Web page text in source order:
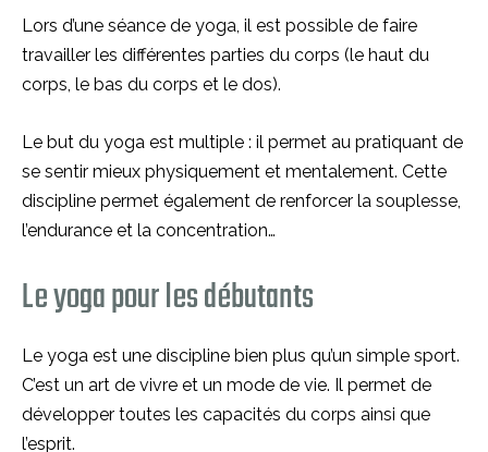
Lors d’une séance de yoga, il est possible de faire
travailler les différentes parties du corps (le haut du
corps, le bas du corps et le dos).
Le but du yoga est multiple : il permet au pratiquant de
se sentir mieux physiquement et mentalement. Cette
discipline permet également de renforcer la souplesse,
l’endurance et la concentration…
Le yoga pour les débutants
Le yoga est une discipline bien plus qu’un simple sport.
C’est un art de vivre et un mode de vie. Il permet de
développer toutes les capacités du corps ainsi que
l’esprit.